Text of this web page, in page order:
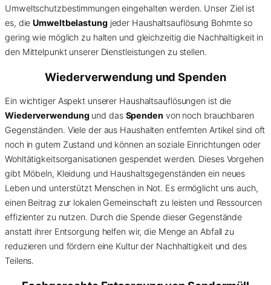
Umweltschutzbestimmungen eingehalten werden. Unser Ziel ist
es, dieUmweltbelastungjeder Haushaltsauflösung Bohmte so
gering wie möglich zu halten und gleichzeitig die Nachhaltigkeit in
den Mittelpunkt unserer Dienstleistungen zu stellen.
Wiederverwendung und Spenden
Ein wichtiger Aspekt unserer Haushaltsauflösungen ist die
Wiederverwendungund das Spenden von noch brauchbaren
Gegenständen. Viele der aus Haushalten entfernten Artikel sind oft
noch in gutem Zustand und können an soziale Einrichtungen oder
Wohltätigkeitsorganisationen gespendet werden. Dieses Vorgehen
gibt Möbeln, Kleidung und Haushaltsgegenständen ein neues
Leben und unterstützt Menschen in Not. Es ermöglicht uns auch,
einen Beitrag zur lokalen Gemeinschaft zu leisten und Ressourcen
effizienter zu nutzen. Durch die Spende dieser Gegenstände
anstatt ihrer Entsorgung helfen wir, die Menge an Abfall zu
reduzieren und fördern eine Kultur der Nachhaltigkeit und des
Teilens.